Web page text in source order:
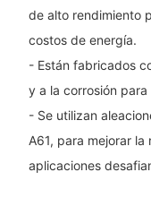
de alto rendimiento
costos de energía.
- Están fabricados
y a la corrosión
- Se utilizan
A61, para mejorar
aplicaciones